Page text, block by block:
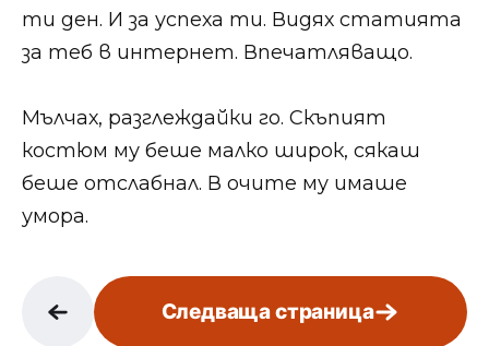
ти ден. И за успеха ти. Видях статията
за теб в интернет. Впечатляващо.
Мълчах, разглеждайки го. Скъпият
костюм му беше малко широк, сякаш
беше отслабнал. В очите му имаше
умора.
Следваща страница